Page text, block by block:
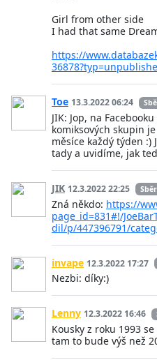
Girl from other side
I had that same
https://
Toe 13.3.2022 06:24
JIK: Jop, na
komiksových skupin
měsíce každý týden :)
tady a uvidíme, jak
JIK 12.3.2022 22:25
Zná někdo: https://
page_id=831#!/
dil/p/447396791/
invape 12.3.2022 17:27
Nezbi: díky:)
Lenny 12.3.2022 16:46
Kousky z roku 1993
tam to bude výš než